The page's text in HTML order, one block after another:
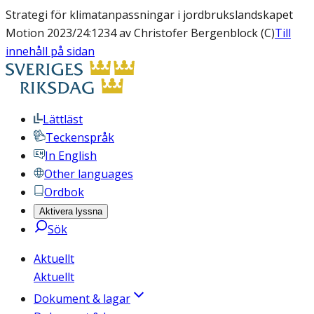
Strategi för klimatanpassningar i jordbrukslandskapet
Motion 2023/24:1234 av Christofer Bergenblock (C)Till
innehåll på sidan
Lättläst
Teckenspråk
In English
Other languages
Ordbok
Aktivera lyssna
Sök
Aktuellt
Aktuellt
Dokument & lagar